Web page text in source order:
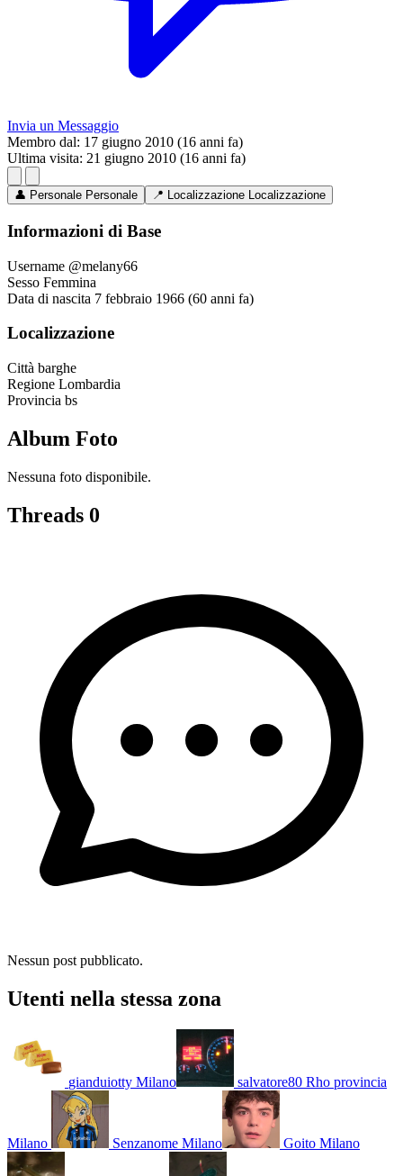
Invia un Messaggio
Membro dal: 17 giugno 2010 (16 anni fa)
Ultima visita: 21 giugno 2010 (16 anni fa)
👤 Personale Personale 📍 Localizzazione Localizzazione
Informazioni di Base
Username @melany66
Sesso Femmina
Data di nascita 7 febbraio 1966 (60 anni fa)
Localizzazione
Città barghe
Regione Lombardia
Provincia bs
Album Foto
Nessuna foto disponibile.
Threads 0
Nessun post pubblicato.
Utenti nella stessa zona
gianduiotty Milano salvatore80 Rho provincia
Milano Senzanome Milano Goito Milano